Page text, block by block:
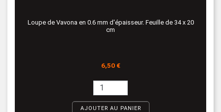
Loupe de Vavona en 0.6 mm d'épaisseur. Feuille de 34 x 20
cm
Prix
6,50 €
AJOUTER AU PANIER